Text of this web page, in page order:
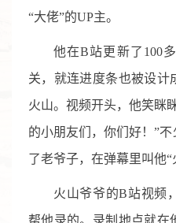
“大佬”的UP主。
他在B站更新了100
关，就连进度条也被设计
火山。视频开头，他笑眯
的小朋友们，你们好！”
了老爷子，在弹幕里叫他“
火山爷爷的B站视频
帮他录的。录制地点就在